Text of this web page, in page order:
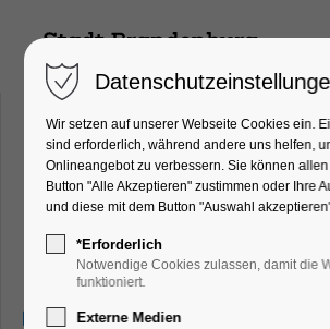
Sonderausstellung
Weg"
Ausstellung, Kinder, Jugend,
Mitmach-Aktion
28.07.2026, 13:00–17:00
Wir setzen auf unserer Webseite Cookies ein.
sind erforderlich, während andere uns helfen,
Onlineangebot zu verbessern. Sie können
Button "Alle Akzeptieren" zustimmen oder Ihre
und diese mit dem Button "Auswahl
*Erforderlich
Notwendige Cookies zulassen, damit die
funktioniert.
Externe Medien